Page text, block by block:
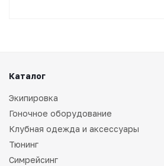
Каталог
Экипировка
Гоночное оборудование
Клубная одежда и аксессуары
Тюнинг
Симрейсинг